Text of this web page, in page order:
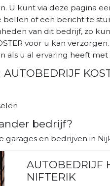
U kunt via deze pagina
of een bericht te
van dit bedrijf, zo
voor u kan
als u al ervaring heeft met
bedrijf?
garages en bedrijven in
AUTOBEDRIJF
NIFTERIK